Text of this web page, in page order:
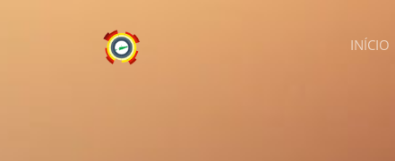
INÍCIO